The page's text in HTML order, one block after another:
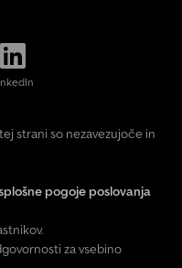
strani so nezavezujoče in
pogoje poslovanja
za vsebino